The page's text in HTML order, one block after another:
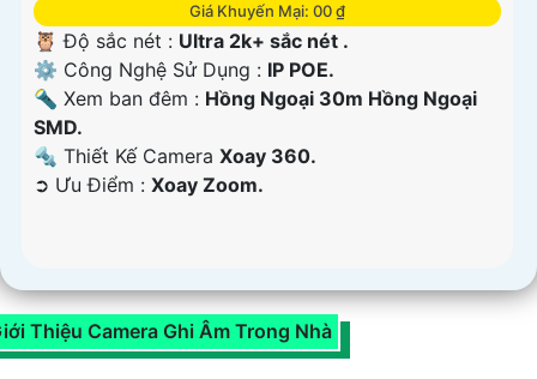
Giá Khuyến Mại: 00 ₫
🦉 Độ sắc nét : Ultra 2k+ sắc nét .
⚙ Công Nghệ Sử Dụng : IP POE.
🔦 Xem ban đêm : Hồng Ngoại 30m Hồng Ngoại
SMD.
🔩 Thiết Kế Camera Xoay 360.
️➲ Ưu Điểm : Xoay Zoom.
Thiệu Camera Ghi Âm Trong Nhà